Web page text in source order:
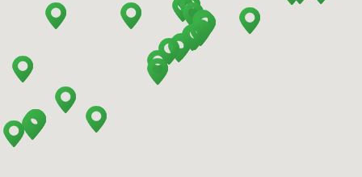
Benidorm - Centro
Bilbao - Barakaldo
Bilbao - Deusto